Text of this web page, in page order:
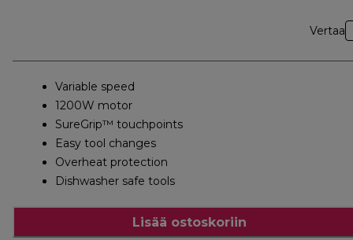
Vertaa
Variable speed
1200W motor
SureGrip™ touchpoints
Easy tool changes
Overheat protection
Dishwasher safe tools
Lisää ostoskoriin